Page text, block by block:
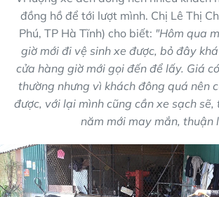
đồng hồ để tới lượt mình. Chị Lê Thị
Phú, TP Hà Tĩnh) cho biết: "Hôm qua
giờ mới đi vệ sinh xe được, bỏ đây
cửa hàng giờ mới gọi đến để lấy. Giá
thường nhưng vì khách đông quá nên
được, với lại mình cũng cần xe sạch
năm mới may mắn, thuận